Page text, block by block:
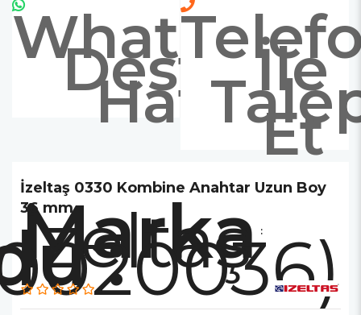
Whatsapp
Destek
Hattıİle
Et
İzeltaş 0330 Kombine Anahtar Uzun Boy
36 mm
Marka :
İzeltaş